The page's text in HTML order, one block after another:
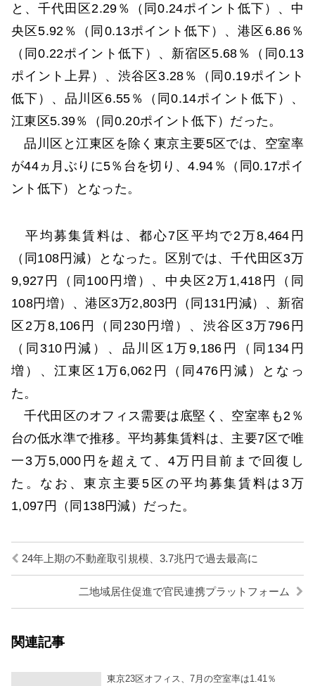
と、千代田区2.29％（同0.24ポイント低下）、中
央区5.92％（同0.13ポイント低下）、港区6.86％
（同0.22ポイント低下）、新宿区5.68％（同0.13
ポイント上昇）、渋谷区3.28％（同0.19ポイント
低下）、品川区6.55％（同0.14ポイント低下）、
江東区5.39％（同0.20ポイント低下）だった。
品川区と江東区を除く東京主要5区では、空室率
が44ヵ月ぶりに5％台を切り、4.94％（同0.17ポイ
ント低下）となった。
平均募集賃料は、都心7区平均で2万8,464円
（同108円減）となった。区別では、千代田区3万
9,927円（同100円増）、中央区2万1,418円（同
108円増）、港区3万2,803円（同131円減）、新宿
区2万8,106円（同230円増）、渋谷区3万796円
（同310円減）、品川区1万9,186円（同134円
増）、江東区1万6,062円（同476円減）となっ
た。
千代田区のオフィス需要は底堅く、空室率も2％
台の低水準で推移。平均募集賃料は、主要7区で唯
一3万5,000円を超えて、4万円目前まで回復し
た。なお、東京主要5区の平均募集賃料は3万
1,097円（同138円減）だった。
24年上期の不動産取引規模、3.7兆円で過去最高に
二地域居住促進で官民連携プラットフォーム
関連記事
東京23区オフィス、7月の空室率は1.41％